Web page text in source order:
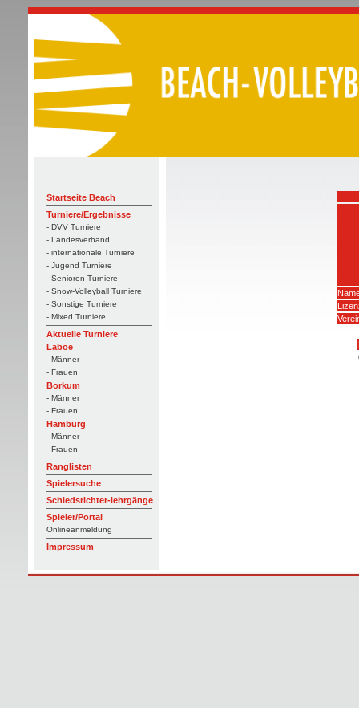
Startseite Beach
Turniere/Ergebnisse
- DVV Turniere
- Landesverband
- internationale Turniere
- Jugend Turniere
- Senioren Turniere
- Snow-Volleyball Turniere
- Sonstige Turniere
- Mixed Turniere
Aktuelle Turniere
Laboe
- Männer
- Frauen
Borkum
- Männer
- Frauen
Hamburg
- Männer
- Frauen
Ranglisten
Spielersuche
Schiedsrichter-lehrgänge
Spieler/Portal
Onlineanmeldung
Impressum